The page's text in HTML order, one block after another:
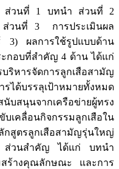
ส่วนที่ 1 บทนำ ส่วนที่ 2
ส่วนที่ 3 การประเมินผล
3) ผลการใช้รูปแบบด้าน
กอบที่สำคัญ 4 ด้าน ได้แก่
ริหารจัดการลูกเสือสามัญ
ได้บรรลุเป้าหมายทั้งหมด
สนุนจากเครือข่ายผู้ทรง
คลื่อนกิจกรรมลูกเสือใน
สูตรลูกเสือสามัญรุ่นใหญ่
วนสำคัญ ได้แก่ บทนำ
สร้างคุณลักษณะ และการ